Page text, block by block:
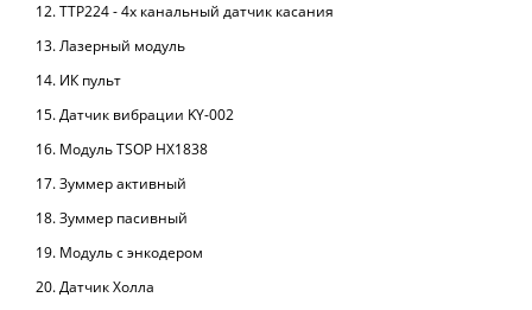
TTP224 - 4х канальный датчик касания
Лазерный модуль
ИК пульт
Датчик вибрации KY-002
Модуль TSOP HX1838
Зуммер активный
Зуммер пасивный
Модуль с энкодером
Датчик Холла